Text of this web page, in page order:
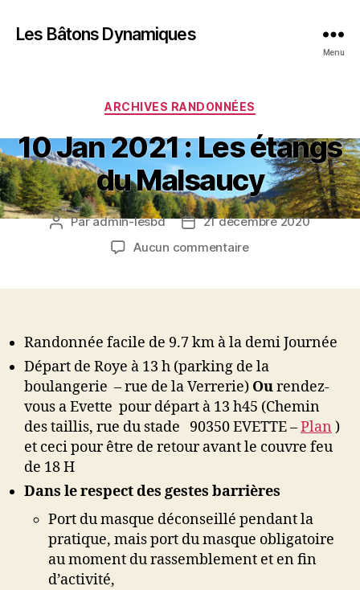
Les Bâtons Dynamiques
Menu
Catégories
ARCHIVES RANDONNÉES
10 Jan 2021 : Les étangs
du Malsaucy
Auteur
Paradmin-lesbd
Date21 décembre 2020
Aucun commentairesur
Les
étangs
du
Malsaucy
Randonnée facile de 9.7 km à la demi Journée
Départ de Roye à 13 h (parking de la
boulangerie – rue de la Verrerie) Ourendez-
vous a Evette pour départ à 13 h45 (Chemin
des taillis, rue du stade 90350 EVETTE –Plan )
et ceci pour être de retour avant le couvre feu
de 18 H
Dans le respect des gestes barrières
Port du masque déconseillé pendant la
pratique, mais port du masque obligatoire
au moment du rassemblement et en fin
d’activité,